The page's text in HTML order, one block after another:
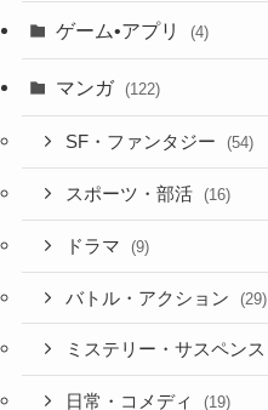
ゲーム•アプリ (4)
マンガ (122)
SF・ファンタジー (54)
スポーツ・部活 (16)
ドラマ (9)
バトル・アクション (29)
ミステリー・サスペンス
日常・コメディ (19)